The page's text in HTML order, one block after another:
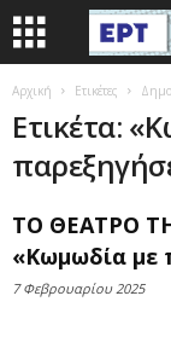
Αρχική Ετικέτες
Ετικέτα:
ΤΟ ΘΕΑΤΡΟ
«Κωμωδία με
7 Φεβρουαρίου 2025